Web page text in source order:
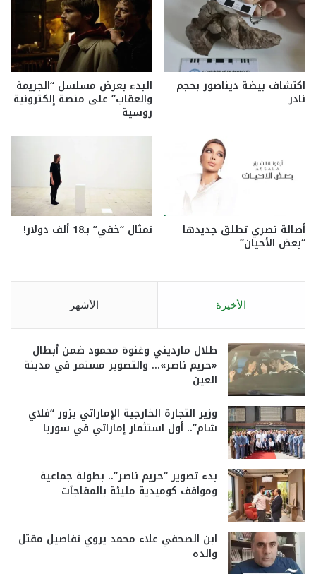
اكتشاف بيضة ديناصور بحجم
نادر
البدء بعرض مسلسل “الجريمة
والعقاب” على منصة إلكترونية
روسية
أصالة نصري تطلق جديدها
“بعض الأحيان”
تمثال “خفي” بـ18 ألف دولار!
الأخيرة الأشهر
طلال مارديني وغنوة محمود ضمن أبطال
«حريم ناصر»… والتصوير مستمر في مدينة
العين
وزير التجارة الخارجية الإماراتي يزور “فلاي
شام”.. أول استثمار إماراتي في سوريا
بدء تصوير “حريم ناصر”.. بطولة جماعية
ومواقف كوميدية مليئة بالمفاجآت
ابن الصحفي علاء محمد يروي تفاصيل مقتل
والده